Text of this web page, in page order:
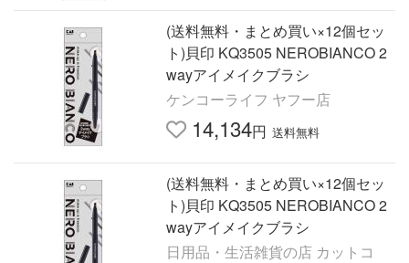
(送料無料・まとめ買い×12個セッ
ト)貝印 KQ3505 NEROBIANCO 2
wayアイメイクブラシ
ケンコーライフ ヤフー店
14,134円 送料無料
(送料無料・まとめ買い×12個セッ
ト)貝印 KQ3505 NEROBIANCO 2
wayアイメイクブラシ
日用品・生活雑貨の店 カットコ